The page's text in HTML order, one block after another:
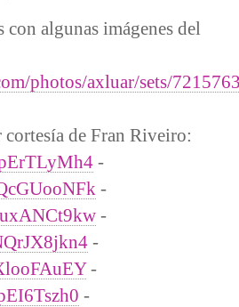
con algunas imágenes del
photos/axluar/sets/
de Fran Riveiro:
-
-
-
-
-
-